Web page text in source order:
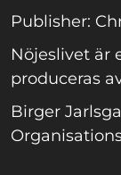
Publisher:
Nöjeslivet är
produceras
Birger